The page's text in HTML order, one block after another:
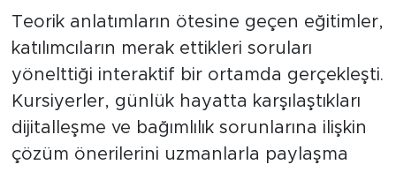
Teorik anlatımların ötesine geçen eğitimler,
katılımcıların merak ettikleri soruları
yönelttiği interaktif bir ortamda gerçekleşti.
Kursiyerler, günlük hayatta karşılaştıkları
dijitalleşme ve bağımlılık sorunlarına ilişkin
çözüm önerilerini uzmanlarla paylaşma